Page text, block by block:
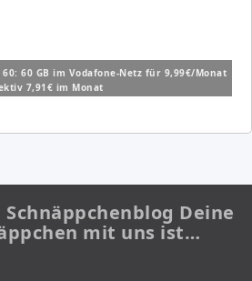
60 GB im Vodafone-Netz für 9,99€/Monat
7,91€ im Monat
Deine
mit uns ist…